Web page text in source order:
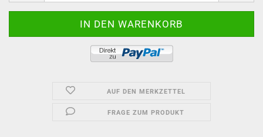
AUF DEN MERKZETTEL
FRAGE ZUM PRODUKT